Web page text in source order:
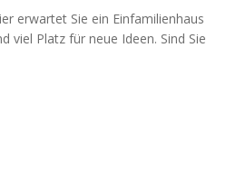
erwartet Sie ein Einfamilienhaus
viel Platz für neue Ideen. Sind Sie